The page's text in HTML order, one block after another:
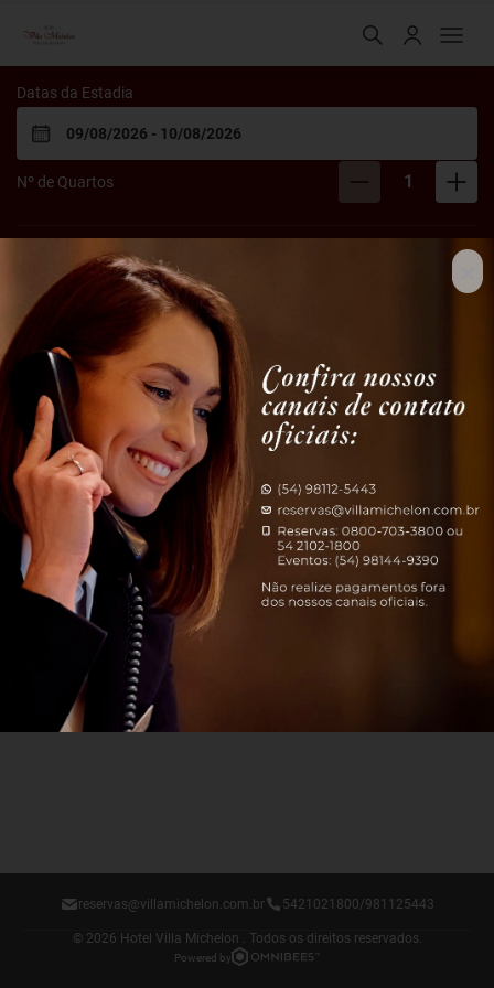
Hotel Villa Michelon
Datas da Estadia
Nº de Quartos 1
Nº de Adultos
Nº de Crianças
17 Anos
Tenho um código
BUSCAR
reservas@villamichelon.com.br 5421021800/981125443
© 2026 Hotel Villa Michelon . Todos os direitos reservados.
Powered by